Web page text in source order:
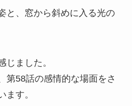
と、窓から斜めに入る光の
じました。
第58話の感情的な場面をさ
ます。